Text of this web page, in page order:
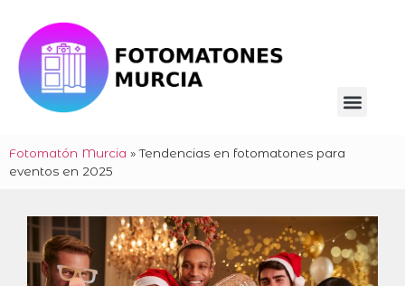
Fotomatón Murcia »Tendencias en fotomatones para
eventos en 2025